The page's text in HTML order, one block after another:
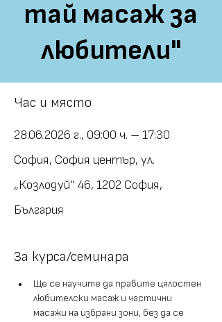
тай масаж за
любители"
Час и място
28.06.2026 г., 09:00 ч. – 17:30
София, София център, ул.
„Козлодуй“ 46, 1202 София,
България
За курса/семинара
Ще се научите да правите цялостен
любителски масаж и частични
масажи на избрани зони, без да се